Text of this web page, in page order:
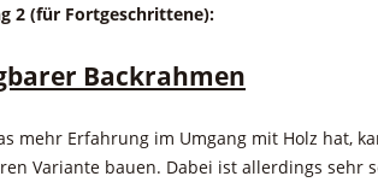
2 (für Fortgeschrittene):
Backrahmen
mehr Erfahrung im Umgang mit Holz hat,
Variante bauen. Dabei ist allerdings sehr